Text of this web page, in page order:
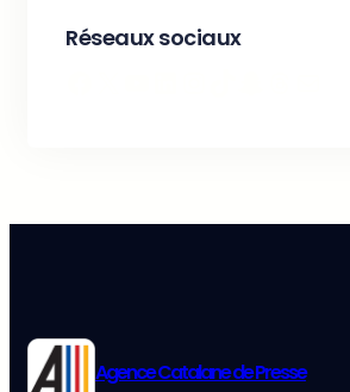
Réseaux sociaux
Agence Catalane de Presse